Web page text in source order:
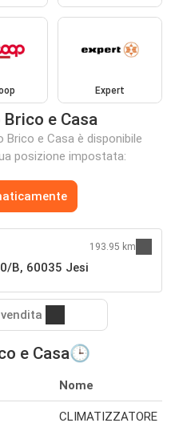
Expert
e Casa
e Casa è disponibile
posizione impostata:
B, 60035 Jesi
193.95 km
e Casa🕒
Nome
CLIMATIZZATORE